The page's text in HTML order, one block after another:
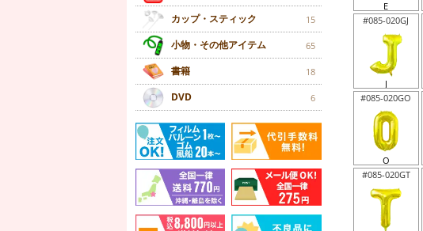
カップ・スティック 15
小物・その他アイテム 65
書籍 18
DVD 6
E
#085-020GJ
J
#085-020GO
O
#085-020GT